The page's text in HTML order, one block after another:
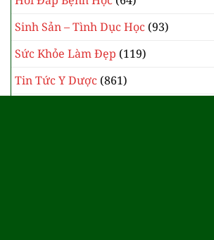
Sinh Sản – Tình Dục Học (93)
Sức Khỏe Làm Đẹp (119)
Tin Tức Y Dược (861)